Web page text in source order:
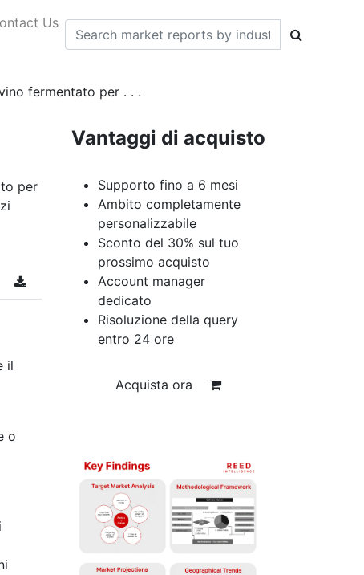
Us
fermentato per . . .
per
il
o
Vantaggi di acquisto
Supporto fino a 6 mesi
Ambito completamente
personalizzabile
Sconto del 30% sul tuo
prossimo acquisto
Account manager
dedicato
Risoluzione della query
entro 24 ore
Acquista ora